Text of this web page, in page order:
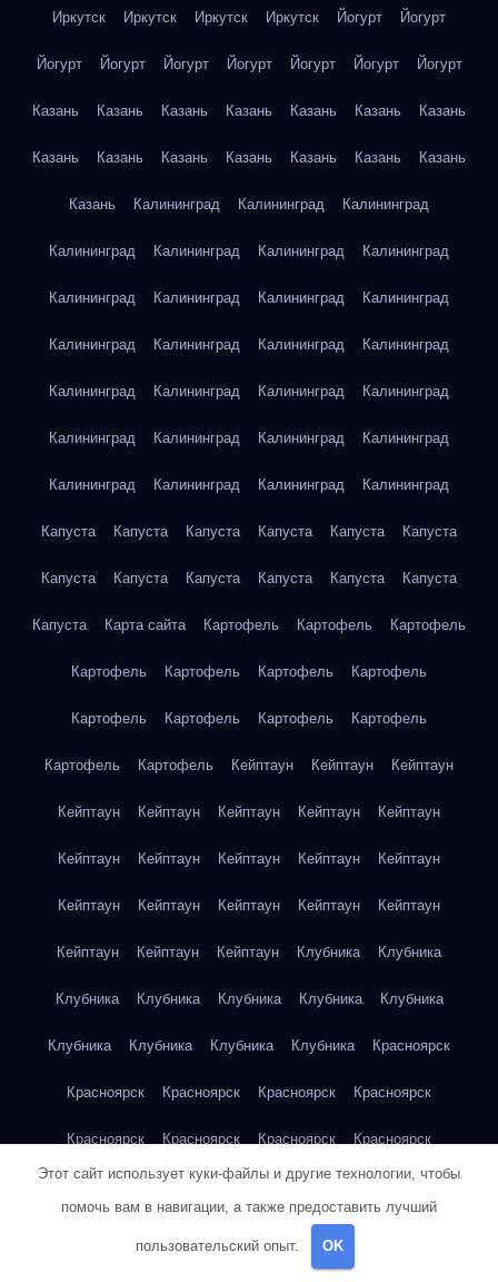
Иркутск Иркутск Иркутск Иркутск Йогурт Йогурт
Йогурт Йогурт Йогурт Йогурт Йогурт Йогурт Йогурт
Казань Казань Казань Казань Казань Казань Казань
Казань Казань Казань Казань Казань Казань Казань
Казань Калининград Калининград Калининград
Калининград Калининград Калининград Калининград
Калининград Калининград Калининград Калининград
Калининград Калининград Калининград Калининград
Калининград Калининград Калининград Калининград
Калининград Калининград Калининград Калининград
Калининград Калининград Калининград Калининград
Капуста Капуста Капуста Капуста Капуста Капуста
Капуста Капуста Капуста Капуста Капуста Капуста
Капуста Карта сайта Картофель Картофель Картофель
Картофель Картофель Картофель Картофель
Картофель Картофель Картофель Картофель
Картофель Картофель Кейптаун Кейптаун Кейптаун
Кейптаун Кейптаун Кейптаун Кейптаун Кейптаун
Кейптаун Кейптаун Кейптаун Кейптаун Кейптаун
Кейптаун Кейптаун Кейптаун Кейптаун Кейптаун
Кейптаун Кейптаун Кейптаун Клубника Клубника
Клубника Клубника Клубника Клубника Клубника
Клубника Клубника Клубника Клубника Красноярск
Красноярск Красноярск Красноярск Красноярск
Красноярск Красноярск Красноярск Красноярск
Красноярск Красноярск Красноярск
Кукуруза
Этот сайт использует куки-файлы и другие технологии, чтобы
помочь вам в навигации, а также предоставить лучший
пользовательский опыт. OK